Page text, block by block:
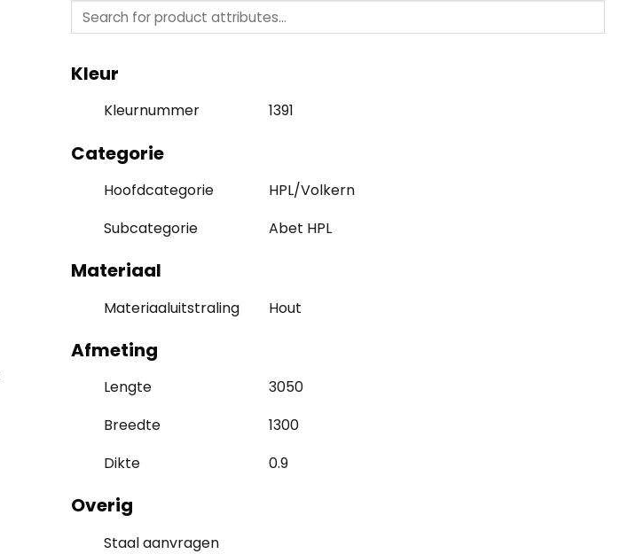
Kleur
Kleurnummer 1391
Categorie
Hoofdcategorie
HPL/Volkern
Subcategorie
Abet HPL
Materiaal
Materiaaluitstraling Hout
Afmeting
Lengte
3050
Breedte
1300
Dikte
0.9
Overig
Staal aanvragen